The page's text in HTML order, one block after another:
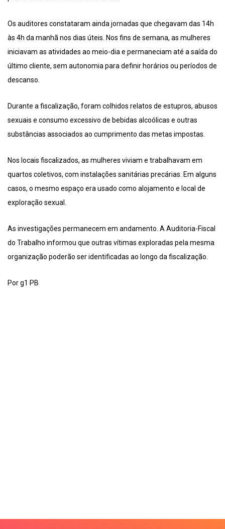
Os auditores constataram ainda jornadas que chegavam das 14h
às 4h da manhã nos dias úteis. Nos fins de semana, as mulheres
iniciavam as atividades ao meio-dia e permaneciam até a saída do
último cliente, sem autonomia para definir horários ou períodos de
descanso.
Durante a fiscalização, foram colhidos relatos de estupros, abusos
sexuais e consumo excessivo de bebidas alcoólicas e outras
substâncias associados ao cumprimento das metas impostas.
Nos locais fiscalizados, as mulheres viviam e trabalhavam em
quartos coletivos, com instalações sanitárias precárias. Em alguns
casos, o mesmo espaço era usado como alojamento e local de
exploração sexual.
As investigações permanecem em andamento. A Auditoria-Fiscal
do Trabalho informou que outras vítimas exploradas pela mesma
organização poderão ser identificadas ao longo da fiscalização.
Por g1 PB